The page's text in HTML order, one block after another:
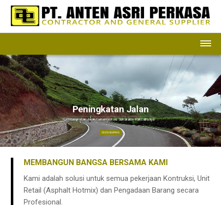
Peningkatan Jalan
Peningkatan Jalan Cukul-Cisewu-Sukarame-Rancabuaya
SELENGKAPNYA
MEMBANGUN BANGSA BERSAMA KAMI
Kami adalah solusi untuk semua pekerjaan Kontruksi, Unit
Retail (Asphalt Hotmix) dan Pengadaan Barang secara
Profesional.